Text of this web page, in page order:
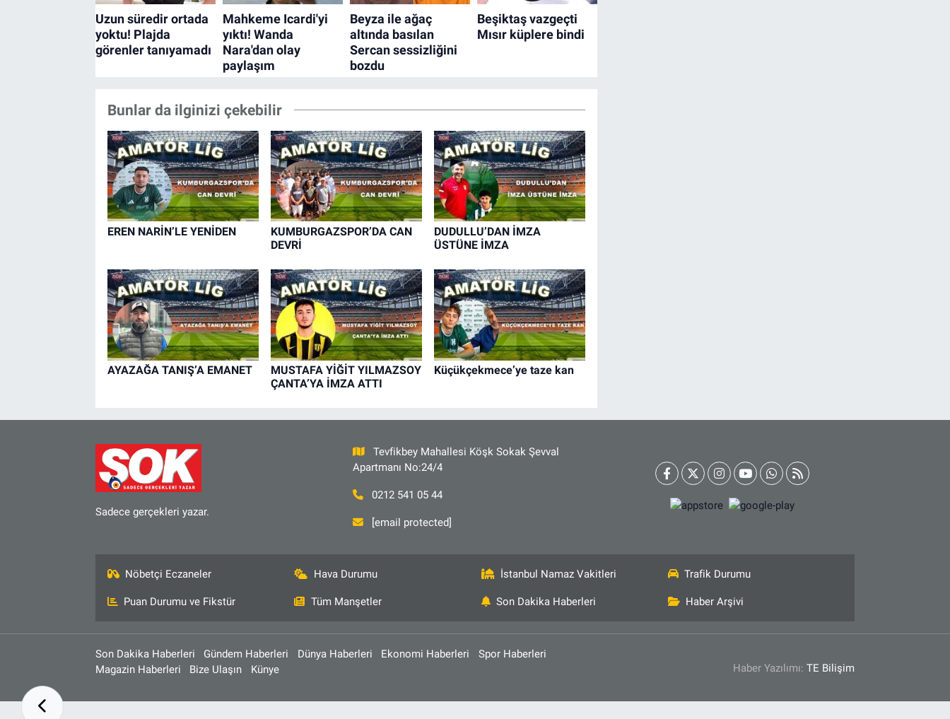
Bunlar da ilginizi çekebilir
EREN NARİN’LE YENİDEN
KUMBURGAZSPOR’DA CAN
DEVRİ
DUDULLU’DAN İMZA
ÜSTÜNE İMZA
AYAZAĞA TANIŞ’A EMANET
MUSTAFA YİĞİT YILMAZSOY
ÇANTA’YA İMZA ATTI
Küçükçekmece’ye taze kan
Sadece gerçekleri yazar.
Tevfikbey Mahallesi Köşk Sokak Şevval
Apartmanı No:24/4
0212 541 05 44
[email protected]
Nöbetçi Eczaneler Hava Durumu İstanbul Namaz Vakitleri Trafik Durumu
Puan Durumu ve Fikstür Tüm Manşetler Son Dakika Haberleri Haber Arşivi
Son Dakika Haberleri Gündem Haberleri Dünya Haberleri Ekonomi Haberleri
Spor Haberleri
Magazin Haberleri
Bize Ulaşın Künye Haber Yazılımı:TE Bilişim